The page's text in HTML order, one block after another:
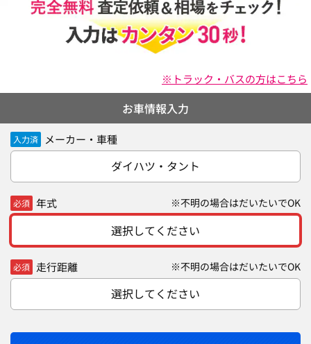
※トラック・バスの方はこちら
お車情報入力
入力済 メーカー・車種
ダイハツ・タント
必須 年式 ※不明の場合はだいたいでOK
選択してください
必須 走行距離 ※不明の場合はだいたいでOK
選択してください